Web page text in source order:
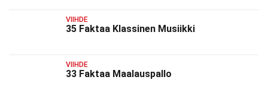
VIIHDE
35 Faktaa Klassinen Musiikki
VIIHDE
33 Faktaa Maalauspallo